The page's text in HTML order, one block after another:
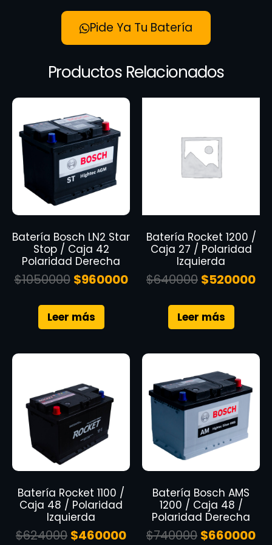
Pide Ya Tu Batería
Productos Relacionados
Batería Bosch LN2 Star
Stop / Caja 42
Polaridad Derecha
$1050000 $960000
Leer más
Batería Rocket 1200 /
Caja 27 / Polaridad
Izquierda
$640000 $520000
Leer más
Batería Rocket 1100 /
Caja 48 / Polaridad
Izquierda
$624000 $460000
Batería Bosch AMS
1200 / Caja 48 /
Polaridad Derecha
$740000 $660000